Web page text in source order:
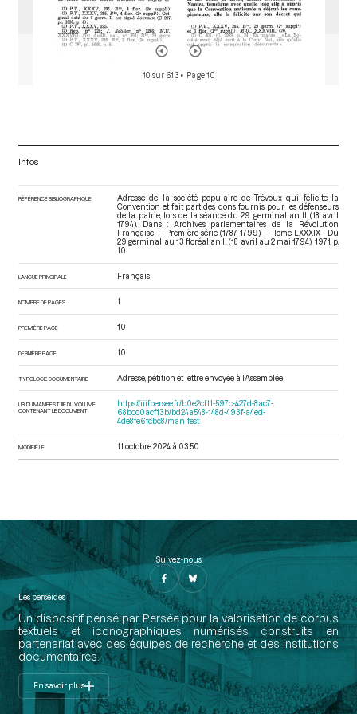
10 sur 613 • Page 10
Infos
RÉFÉRENCE BIBLIOGRAPHIQUE
Adresse de la société populaire de Trévoux qui félicite la
Convention et fait part des dons fournis pour les défenseurs
de la patrie, lors de la séance du 29 germinal an II (18 avril
1794). Dans : Archives parlementaires de la Révolution
Française — Première série (1787-1799) — Tome LXXXIX - Du
29 germinal au 13 floréal an II (18 avril au 2 mai 1794) . 1971. p.
10.
LANGUE PRINCIPALE Français
NOMBRE DE PAGES 1
PREMIÈRE PAGE 10
DERNIÈRE PAGE 10
TYPOLOGIE DOCUMENTAIRE Adresse, pétition et lettre envoyée à l’Assemblée
URI DU MANIFEST IIIF DU VOLUME
CONTENANT LE DOCUMENT
https://iiif.persee.fr/b0e2cf11-597c-427d-8ac7-
68bcc0acf13b/bd24a548-148d-493f-a4ed-
4de8fe6fcbc8/manifest
MODIFIÉ LE 11 octobre 2024 à 03:50
Suivez-nous
Les perséides
Un dispositif pensé par Persée pour la valorisation de corpus
textuels et iconographiques numérisés construits en
partenariat avec des équipes de recherche et des institutions
documentaires.
En savoir plus